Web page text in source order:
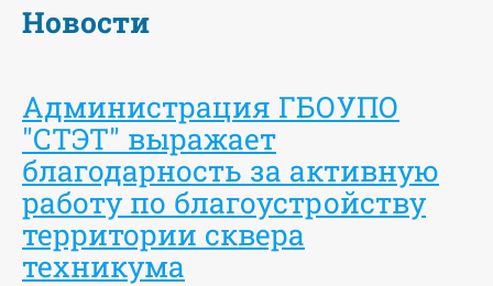
Новости
Администрация ГБОУПО
"СТЭТ" выражает
благодарность за активную
работу по благоустройству
территории сквера
техникума